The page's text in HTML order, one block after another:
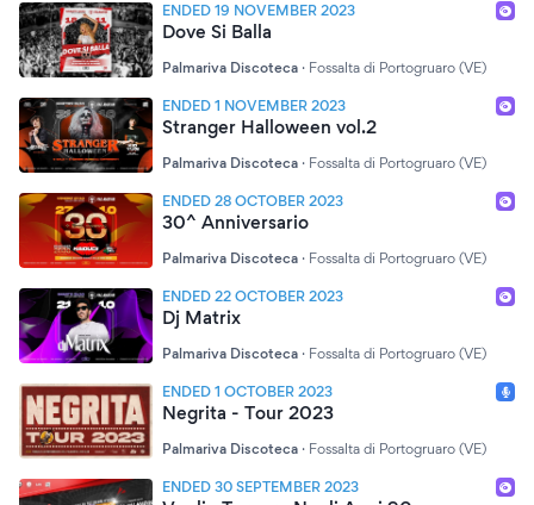
ENDED 19 NOVEMBER 2023
Dove Si Balla
Palmariva Discoteca · Fossalta di Portogruaro (VE)
ENDED 1 NOVEMBER 2023
Stranger Halloween vol.2
Palmariva Discoteca · Fossalta di Portogruaro (VE)
ENDED 28 OCTOBER 2023
30^ Anniversario
Palmariva Discoteca · Fossalta di Portogruaro (VE)
ENDED 22 OCTOBER 2023
Dj Matrix
Palmariva Discoteca · Fossalta di Portogruaro (VE)
ENDED 1 OCTOBER 2023
Negrita - Tour 2023
Palmariva Discoteca · Fossalta di Portogruaro (VE)
ENDED 30 SEPTEMBER 2023